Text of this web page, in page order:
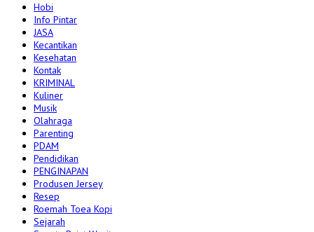
Hobi
Info Pintar
JASA
Kecantikan
Kesehatan
Kontak
KRIMINAL
Kuliner
Musik
Olahraga
Parenting
PDAM
Pendidikan
PENGINAPAN
Produsen Jersey
Resep
Roemah Toea Kopi
Sejarah